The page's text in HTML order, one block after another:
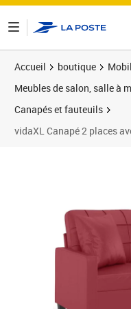
Accueil boutique
Meubles de salon, salle à
Canapés et fauteuils
vidaXL Canapé 2 places